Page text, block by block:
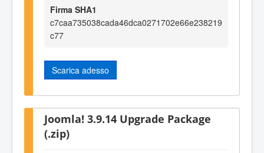
Firma SHA1
c7caa735038cada46dca0271702e66e238219
c77
Scarica adesso
Joomla! 3.9.14 Upgrade Package
(.zip)